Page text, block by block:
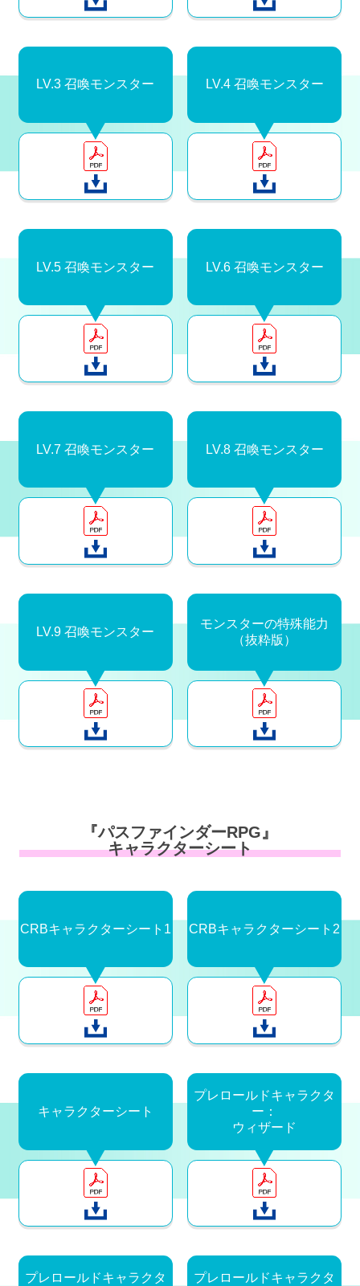
LV.3 召喚モンスター LV.4 召喚モンスター
LV.5 召喚モンスター LV.6 召喚モンスター
LV.7 召喚モンスター LV.8 召喚モンスター
LV.9 召喚モンスター
モンスターの特殊能力
（抜粋版）
『パスファインダーRPG』
キャラクターシート
CRBキャラクターシート1 CRBキャラクターシート2
キャラクターシート
プレロールドキャラクタ
ー：
ウィザード
プレロールドキャラクタ プレロールドキャラクタ